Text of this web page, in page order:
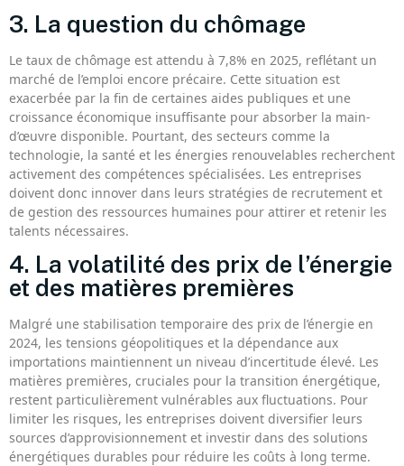
3. La question du chômage
Le taux de chômage est attendu à 7,8% en 2025, reflétant un
marché de l’emploi encore précaire. Cette situation est
exacerbée par la fin de certaines aides publiques et une
croissance économique insuffisante pour absorber la main-
d’œuvre disponible. Pourtant, des secteurs comme la
technologie, la santé et les énergies renouvelables recherchent
activement des compétences spécialisées. Les entreprises
doivent donc innover dans leurs stratégies de recrutement et
de gestion des ressources humaines pour attirer et retenir les
talents nécessaires.
4. La volatilité des prix de l’énergie
et des matières premières
Malgré une stabilisation temporaire des prix de l’énergie en
2024, les tensions géopolitiques et la dépendance aux
importations maintiennent un niveau d’incertitude élevé. Les
matières premières, cruciales pour la transition énergétique,
restent particulièrement vulnérables aux fluctuations. Pour
limiter les risques, les entreprises doivent diversifier leurs
sources d’approvisionnement et investir dans des solutions
énergétiques durables pour réduire les coûts à long terme.